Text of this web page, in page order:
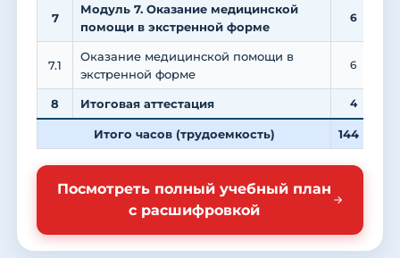
7
Модуль 7. Оказание медицинской
помощи в экстренной форме
6
7.1
Оказание медицинской помощи в
экстренной форме
6
8 Итоговая аттестация 4
Итого часов (трудоемкость) 144
Посмотреть полный учебный план
с расшифровкой